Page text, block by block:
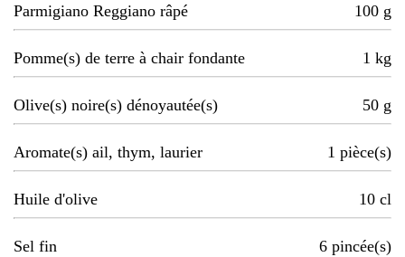
Parmigiano Reggiano râpé 100 g
Pomme(s) de terre à chair fondante 1 kg
Olive(s) noire(s) dénoyautée(s) 50 g
Aromate(s) ail, thym, laurier 1 pièce(s)
Huile d'olive 10 cl
Sel fin 6 pincée(s)